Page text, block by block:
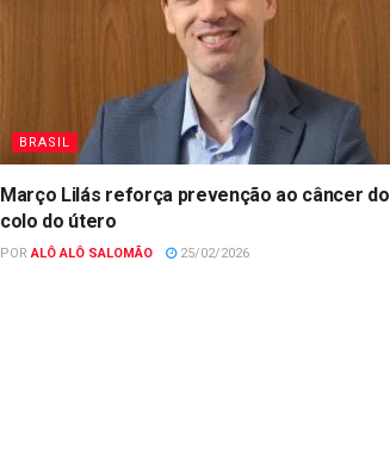
BRASIL
Março Lilás reforça prevenção ao câncer do
colo do útero
POR ALÔ ALÔ SALOMÃO 25/02/2026